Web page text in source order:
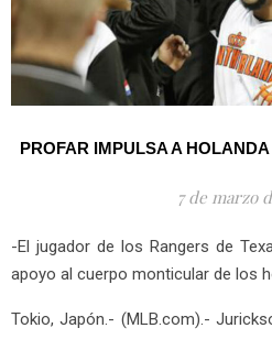
PROFAR IMPULSA A
7 de marzo
-El jugador de los Rangers de Texas descargó cuadrangular en
apoyo al cuerpo monticular de los
Tokio, Japón.- (MLB.com).-